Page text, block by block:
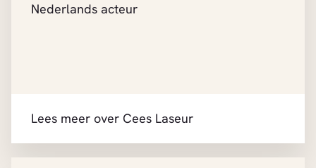
Nederlands acteur
Lees meer over Cees Laseur